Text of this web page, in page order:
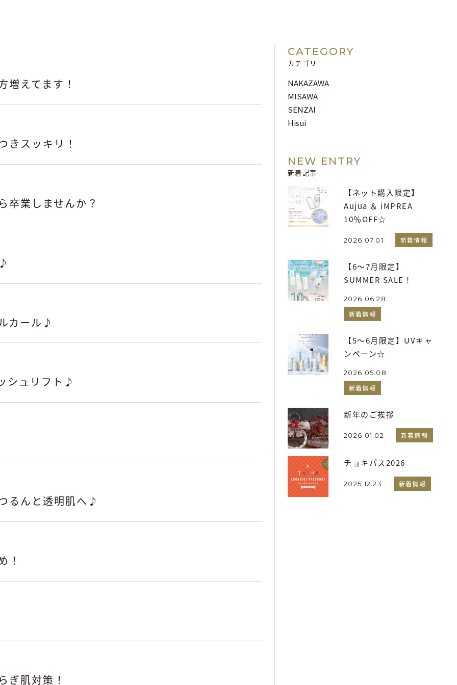
増えてます！
スッキリ！
卒業しませんか？
カール♪
シュリフト♪
るんと透明肌へ♪
！
ぎ肌対策！
CATEGORY
カテゴリ
NAKAZAWA
MISAWA
SENZAI
Hisui
NEW ENTRY
新着記事
【ネット購入限定】
Aujua ＆ iMPREA
10％OFF☆
2026.07.01 新着情報
【6～7月限定】
SUMMER SALE！
2026.06.28
新着情報
【5～6月限定】UVキャ
ンペーン☆
2026.05.08
新着情報
新年のご挨拶
2026.01.02 新着情報
チョキパス2026
2025.12.23 新着情報